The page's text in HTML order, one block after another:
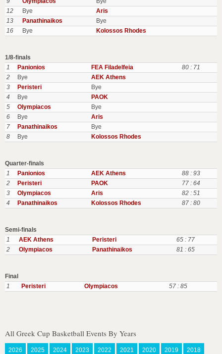
12
Bye
Aris
13
Panathinaikos
Bye
16
Bye Kolossos Rhodes
1/8-finals
1
Panionios FEA Filadelfeia
80 : 71
2
Bye
AEK Athens
3
Peristeri
Bye
4
Bye
PAOK
5
Olympiacos
Bye
6
Bye
Aris
7
Panathinaikos
Bye
8
Bye Kolossos Rhodes
Quarter-finals
1
Panionios AEK Athens
88 : 93
2
Peristeri PAOK
77 : 64
3
Olympiacos Aris
82 : 51
4
Panathinaikos Kolossos Rhodes 87 : 80
Semi-finals
1
AEK Athens Peristeri
65 : 77
2
Olympiacos Panathinaikos 81 : 65
Final
1
Peristeri Olympiacos 57 : 85
All Greek Cup Basketball Events By Years
2026 2025 2024 2023 2022 2021 2020 2019 2018